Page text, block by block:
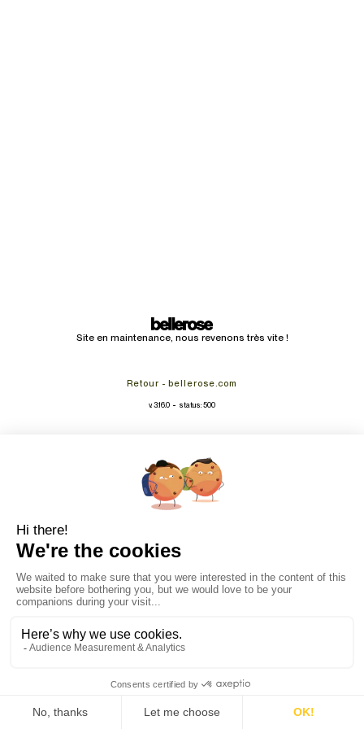
Site en maintenance, nous revenons très vite !
Retour - bellerose.com
v. 3.16.0 - status: 500